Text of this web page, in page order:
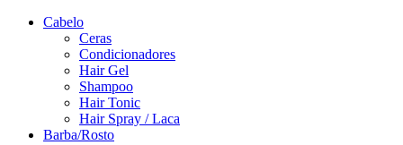
Cabelo
Ceras
Condicionadores
Hair Gel
Shampoo
Hair Tonic
Hair Spray / Laca
Barba/Rosto